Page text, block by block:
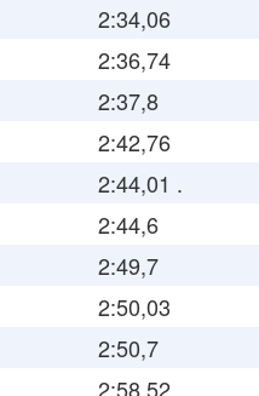
2:34,06
2:36,74
2:37,8
2:42,76
2:44,01 .
2:44,6
2:49,7
2:50,03
2:50,7
2:58,52